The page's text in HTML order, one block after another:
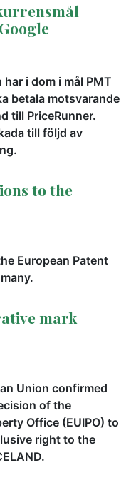
i dom i mål PMT
betala motsvarande
till PriceRunner.
till följd av
to the
European Patent
mark
Union confirmed
of the
Office (EUIPO) to
right to the